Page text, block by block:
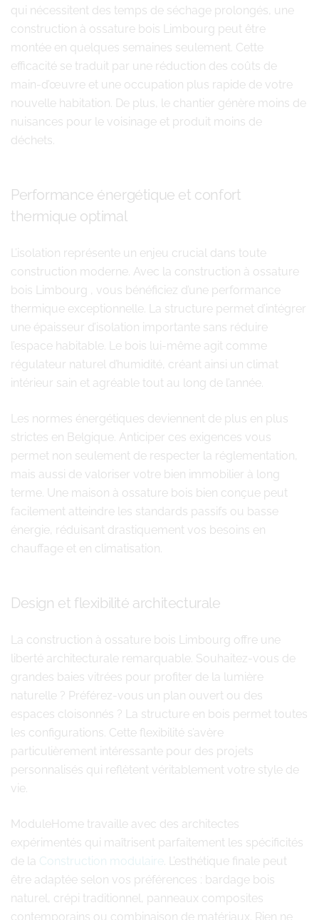
qui nécessitent des temps de séchage prolongés, une
construction à ossature bois Limbourg peut être
montée en quelques semaines seulement. Cette
efficacité se traduit par une réduction des coûts de
main-d’œuvre et une occupation plus rapide de votre
nouvelle habitation. De plus, le chantier génère moins de
nuisances pour le voisinage et produit moins de
déchets.
Performance énergétique et confort
thermique optimal
L’isolation représente un enjeu crucial dans toute
construction moderne. Avec la construction à ossature
bois Limbourg , vous bénéficiez d’une performance
thermique exceptionnelle. La structure permet d’intégrer
une épaisseur d’isolation importante sans réduire
l’espace habitable. Le bois lui-même agit comme
régulateur naturel d’humidité, créant ainsi un climat
intérieur sain et agréable tout au long de l’année.
Les normes énergétiques deviennent de plus en plus
strictes en Belgique. Anticiper ces exigences vous
permet non seulement de respecter la réglementation,
mais aussi de valoriser votre bien immobilier à long
terme. Une maison à ossature bois bien conçue peut
facilement atteindre les standards passifs ou basse
énergie, réduisant drastiquement vos besoins en
chauffage et en climatisation.
Design et flexibilité architecturale
La construction à ossature bois Limbourg offre une
liberté architecturale remarquable. Souhaitez-vous de
grandes baies vitrées pour profiter de la lumière
naturelle ? Préférez-vous un plan ouvert ou des
espaces cloisonnés ? La structure en bois permet toutes
les configurations. Cette flexibilité s’avère
particulièrement intéressante pour des projets
personnalisés qui reflètent véritablement votre style de
vie.
ModuleHome travaille avec des architectes
expérimentés qui maîtrisent parfaitement les spécificités
de la Construction modulaire. L’esthétique finale peut
être adaptée selon vos préférences : bardage bois
naturel, crépi traditionnel, panneaux composites
contemporains ou combinaison de matériaux. Rien ne